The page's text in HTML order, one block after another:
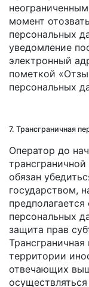
момент
персональных
уведомление
электронный
пометкой
персональных
7. Трансграничная
Оператор до
обязан
государством,
персональных
защита прав
территории
отвечающих